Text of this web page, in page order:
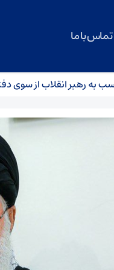
تماس با ما
انقلاب از سوی دفتر